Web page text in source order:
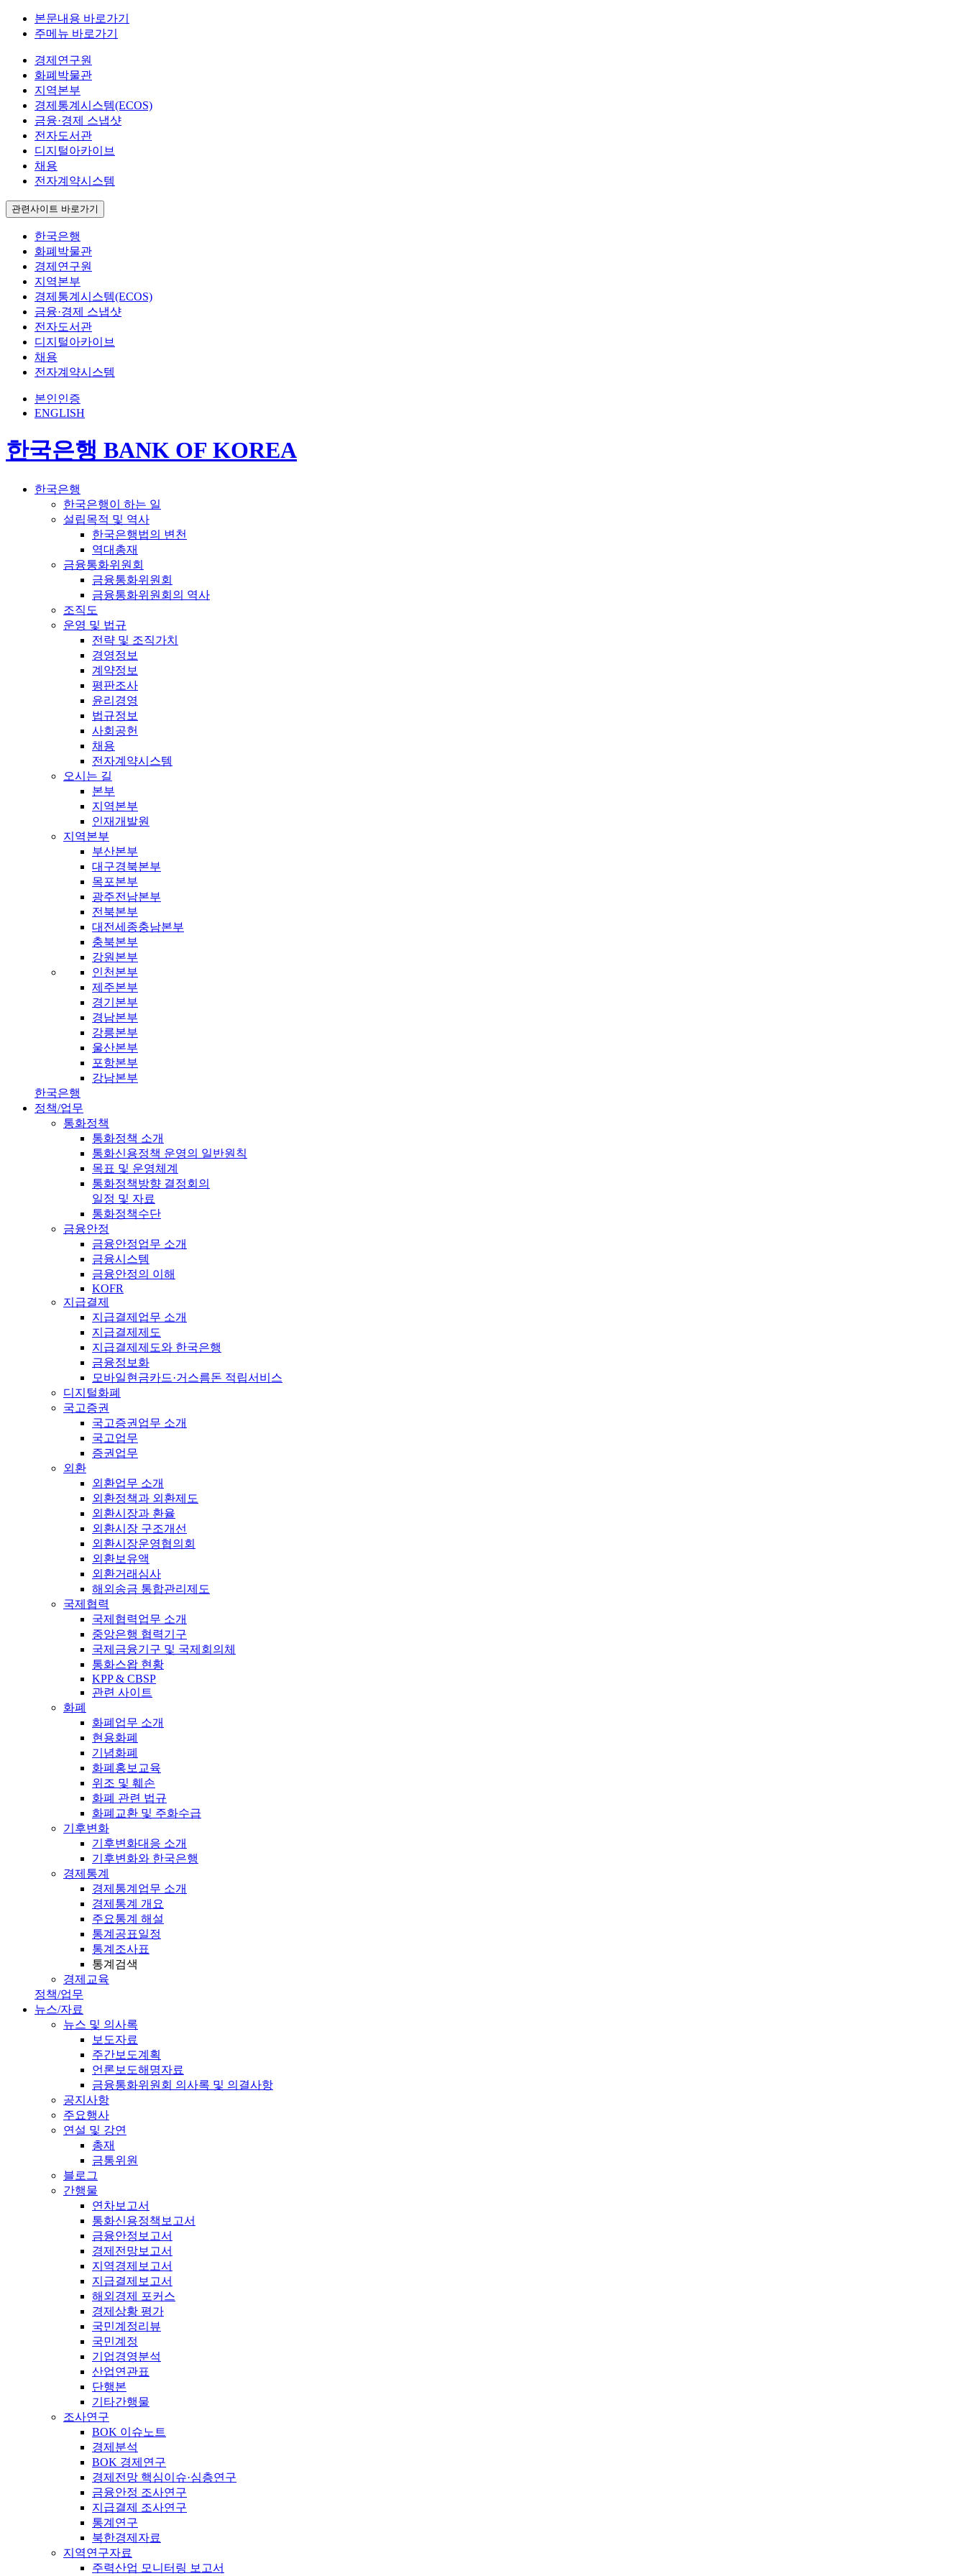
본문내용 바로가기
주메뉴 바로가기
경제연구원
화폐박물관
지역본부
경제통계시스템(ECOS)
금융·경제 스냅샷
전자도서관
디지털아카이브
채용
전자계약시스템
관련사이트 바로가기
한국은행
화폐박물관
경제연구원
지역본부
경제통계시스템(ECOS)
금융·경제 스냅샷
전자도서관
디지털아카이브
채용
전자계약시스템
본인인증
ENGLISH
한국은행 BANK OF KOREA
한국은행
한국은행이 하는 일
설립목적 및 역사
한국은행법의 변천
역대총재
금융통화위원회
금융통화위원회
금융통화위원회의 역사
조직도
운영 및 법규
전략 및 조직가치
경영정보
계약정보
평판조사
윤리경영
법규정보
사회공헌
채용
전자계약시스템
오시는 길
본부
지역본부
인재개발원
지역본부
부산본부
대구경북본부
목포본부
광주전남본부
전북본부
대전세종충남본부
충북본부
강원본부
인천본부
제주본부
경기본부
경남본부
강릉본부
울산본부
포항본부
강남본부
한국은행
정책/업무
통화정책
통화정책 소개
통화신용정책 운영의 일반원칙
목표 및 운영체계
통화정책방향 결정회의
일정 및 자료
통화정책수단
금융안정
금융안정업무 소개
금융시스템
금융안정의 이해
KOFR
지급결제
지급결제업무 소개
지급결제제도
지급결제제도와 한국은행
금융정보화
모바일현금카드·거스름돈 적립서비스
디지털화폐
국고증권
국고증권업무 소개
국고업무
증권업무
외환
외환업무 소개
외환정책과 외환제도
외환시장과 환율
외환시장 구조개선
외환시장운영협의회
외환보유액
외환거래심사
해외송금 통합관리제도
국제협력
국제협력업무 소개
중앙은행 협력기구
국제금융기구 및 국제회의체
통화스왑 현황
KPP & CBSP
관련 사이트
화폐
화폐업무 소개
현용화폐
기념화폐
화폐홍보교육
위조 및 훼손
화폐 관련 법규
화폐교환 및 주화수급
기후변화
기후변화대응 소개
기후변화와 한국은행
경제통계
경제통계업무 소개
경제통계 개요
주요통계 해설
통계공표일정
통계조사표
통계검색
경제교육
정책/업무
뉴스/자료
뉴스 및 의사록
보도자료
주간보도계획
언론보도해명자료
금융통화위원회 의사록 및 의결사항
공지사항
주요행사
연설 및 강연
총재
금통위원
블로그
간행물
연차보고서
통화신용정책보고서
금융안정보고서
경제전망보고서
지역경제보고서
지급결제보고서
해외경제 포커스
경제상황 평가
국민계정리뷰
국민계정
기업경영분석
산업연관표
단행본
기타간행물
조사연구
BOK 이슈노트
경제분석
BOK 경제연구
경제전망 핵심이슈·심층연구
금융안정 조사연구
지급결제 조사연구
통계연구
북한경제자료
지역연구자료
주력산업 모니터링 보고서